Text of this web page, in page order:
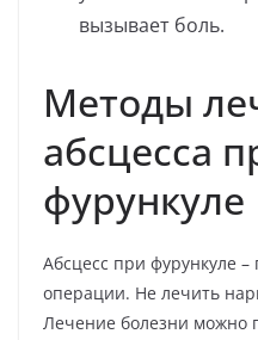
вызывает боль.
Методы
абсцесса
фурункуле
Абсцесс при фурункуле
операции. Не лечить
Лечение болезни можно